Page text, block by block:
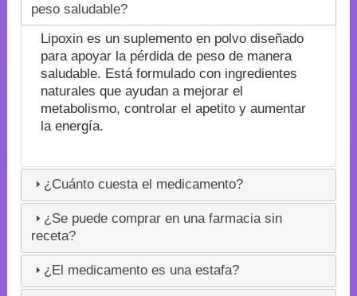
peso saludable?
Lipoxin es un suplemento en polvo diseñado
para apoyar la pérdida de peso de manera
saludable. Está formulado con ingredientes
naturales que ayudan a mejorar el
metabolismo, controlar el apetito y aumentar
la energía.
¿Cuánto cuesta el medicamento?
¿Se puede comprar en una farmacia sin
receta?
¿El medicamento es una estafa?